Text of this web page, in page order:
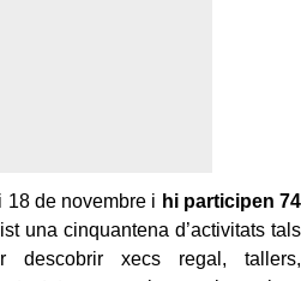
18 de novembre i hi participen 74
una cinquantena d’activitats tals
xecs regal, tallers,